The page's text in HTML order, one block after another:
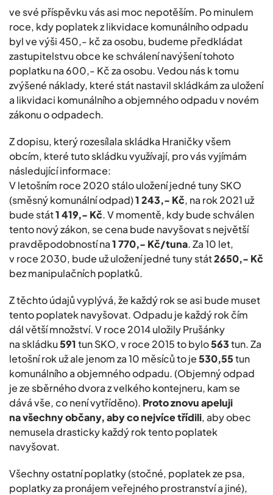
ve své příspěvku vás asi moc nepotěším. Po minulem
roce, kdy poplatek z likvidace komunálního odpadu
byl ve výši 450,- kč za osobu, budeme předkládat
zastupitelstvu obce ke schválení navýšení tohoto
poplatku na 600,- Kč za osobu. Vedou nás k tomu
zvýšené náklady, které stát nastavil skládkám za uložení
a likvidaci komunálního a objemného odpadu v novém
zákonu o odpadech.
Z dopisu, který rozesílala skládka Hraničky všem
obcím, které tuto skládku využívají, pro vás vyjímám
následující informace:
V letošním roce 2020 stálo uložení jedné tuny SKO
(směsný komunální odpad)1 243,- Kč, na rok 2021 už
bude stát1 419,- Kč. V momentě, kdy bude schválen
tento nový zákon, se cena bude navyšovat s největší
pravděpodobností na1 770,- Kč/tuna. Za 10 let,
v roce 2030, bude už uložení jedné tuny stát2650,- Kč
bez manipulačních poplatků.
Z těchto údajů vyplývá, že každý rok se asi bude muset
tento poplatek navyšovat. Odpadu je každý rok čím
dál větší množství. V roce 2014 uložily Prušánky
na skládku591tun SKO, v roce 2015 to bylo563tun. Za
letošní rok už ale jenom za 10 měsíců to je530,55tun
komunálního a objemného odpadu. (Objemný odpad
je ze sběrného dvora z velkého kontejneru, kam se
dává vše, co není vytříděno). Proto znovu apeluji
na všechny občany, aby co nejvíce třídili, aby obec
nemusela drasticky každý rok tento poplatek
navyšovat.
Všechny ostatní poplatky (stočné, poplatek ze psa,
poplatky za pronájem veřejného prostranství a jiné),